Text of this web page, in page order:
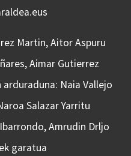
Martin, Aitor Aspuru
Aimar Gutierrez
Naia Vallejo
Salazar Yarritu
Amrudin Drljo
garatua